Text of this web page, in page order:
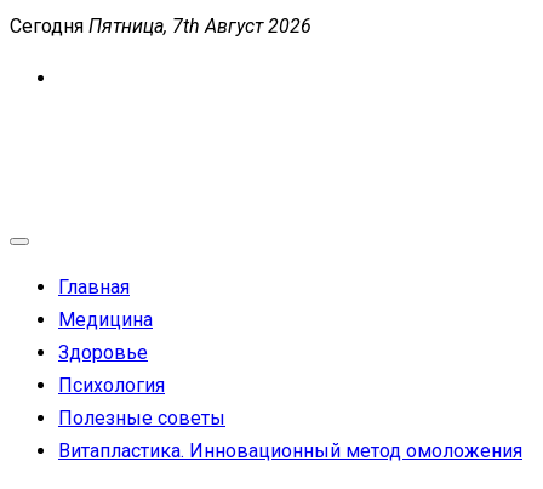
Перейти
Сегодня Пятница, 7th Август 2026
Главная
Медицина
Здоровье
Психология
Полезные советы
Витапластика. Инновационный метод омоложения